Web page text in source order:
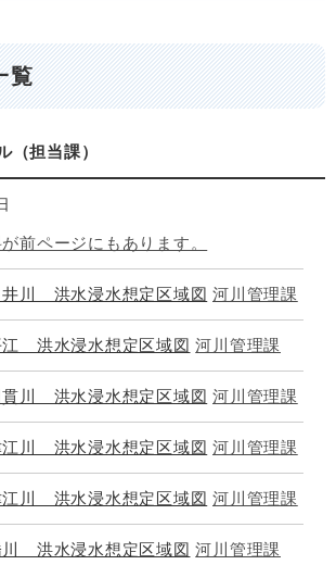
覧
担当課
前ページにもあります。
井川 洪水浸水想定区域図 河川管理課
江 洪水浸水想定区域図 河川管理課
貫川 洪水浸水想定区域図 河川管理課
江川 洪水浸水想定区域図 河川管理課
江川 洪水浸水想定区域図 河川管理課
川 洪水浸水想定区域図 河川管理課